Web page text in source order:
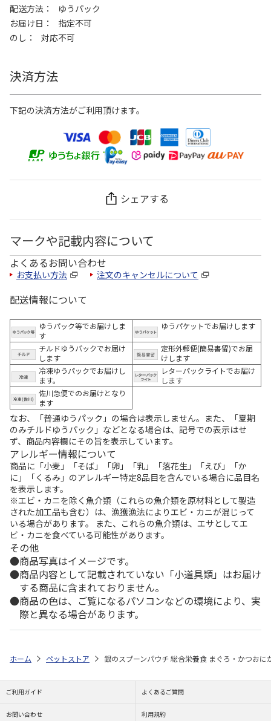
配送方法
ゆうパック
お届け日
指定不可
のし
対応不可
決済方法
下記の決済方法がご利用頂けます。
シェアする
マークや記載内容について
よくあるお問い合わせ
お支払い方法 注文のキャンセルについて
配送情報について
ゆうパック等でお届けしま
す
ゆうパケットでお届けします
チルドゆうパックでお届け
します
定形外郵便(簡易書留)でお届
けします
冷凍ゆうパックでお届けし
ます。
レターパックライトでお届け
します
佐川急便でのお届けとなり
ます
なお、「普通ゆうパック」の場合は表示しません。また、「夏期
のみチルドゆうパック」などとなる場合は、記号での表示はせ
ず、商品内容欄にその旨を表示しています。
アレルギー情報について
商品に「小麦」「そば」「卵」「乳」「落花生」「えび」「か
に」「くるみ」のアレルギー特定8品目を含んでいる場合に品目名
を表示します。
※エビ・カニを除く魚介類（これらの魚介類を原材料として製造
された加工品も含む）は、漁獲漁法によりエビ・カニが混じって
いる場合があります。 また、これらの魚介類は、エサとしてエ
ビ・カニを食べている可能性があります。
その他
商品写真はイメージです。
商品内容として記載されていない「小道具類」はお届け
する商品に含まれておりません。
商品の色は、ご覧になるパソコンなどの環境により、実
際と異なる場合があります。
ホーム ペットストア 銀のスプーンパウチ 総合栄養食 まぐろ・かつおに
ご利用ガイド よくあるご質問
お問い合わせ 利用規約